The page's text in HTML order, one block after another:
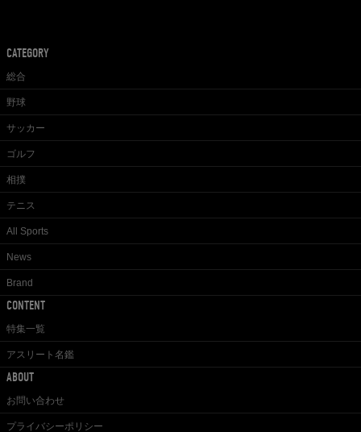
CATEGORY
総合
野球
サッカー
ゴルフ
相撲
テニス
All Sports
News
Brand
CONTENT
特集一覧
アスリート名鑑
ABOUT
お問い合わせ
プライバシーポリシー